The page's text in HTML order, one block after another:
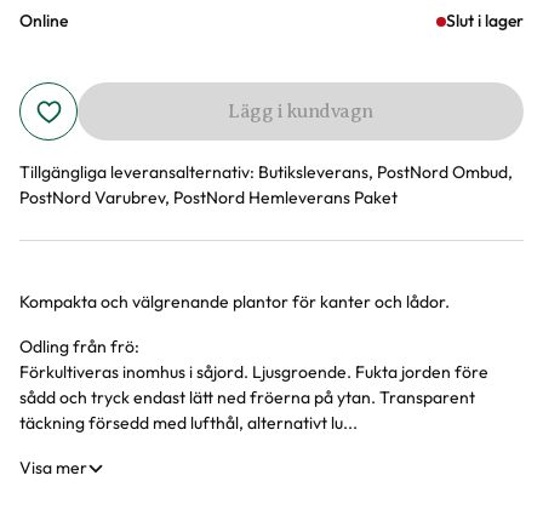
Online Slut i lager
Lägg i kundvagn
Tillgängliga leveransalternativ: Butiksleverans, PostNord Ombud,
PostNord Varubrev, PostNord Hemleverans Paket
Produktinformation
Kompakta och välgrenande plantor för kanter och lådor.
Odling från frö:
Förkultiveras inomhus i såjord. Ljusgroende. Fukta jorden före
sådd och tryck endast lätt ned fröerna på ytan. Transparent
täckning försedd med lufthål, alternativt lu...
Visa mer